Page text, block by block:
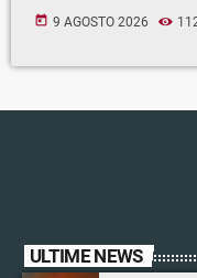
today 9 AGOSTO 2026
ULTIME NEWS